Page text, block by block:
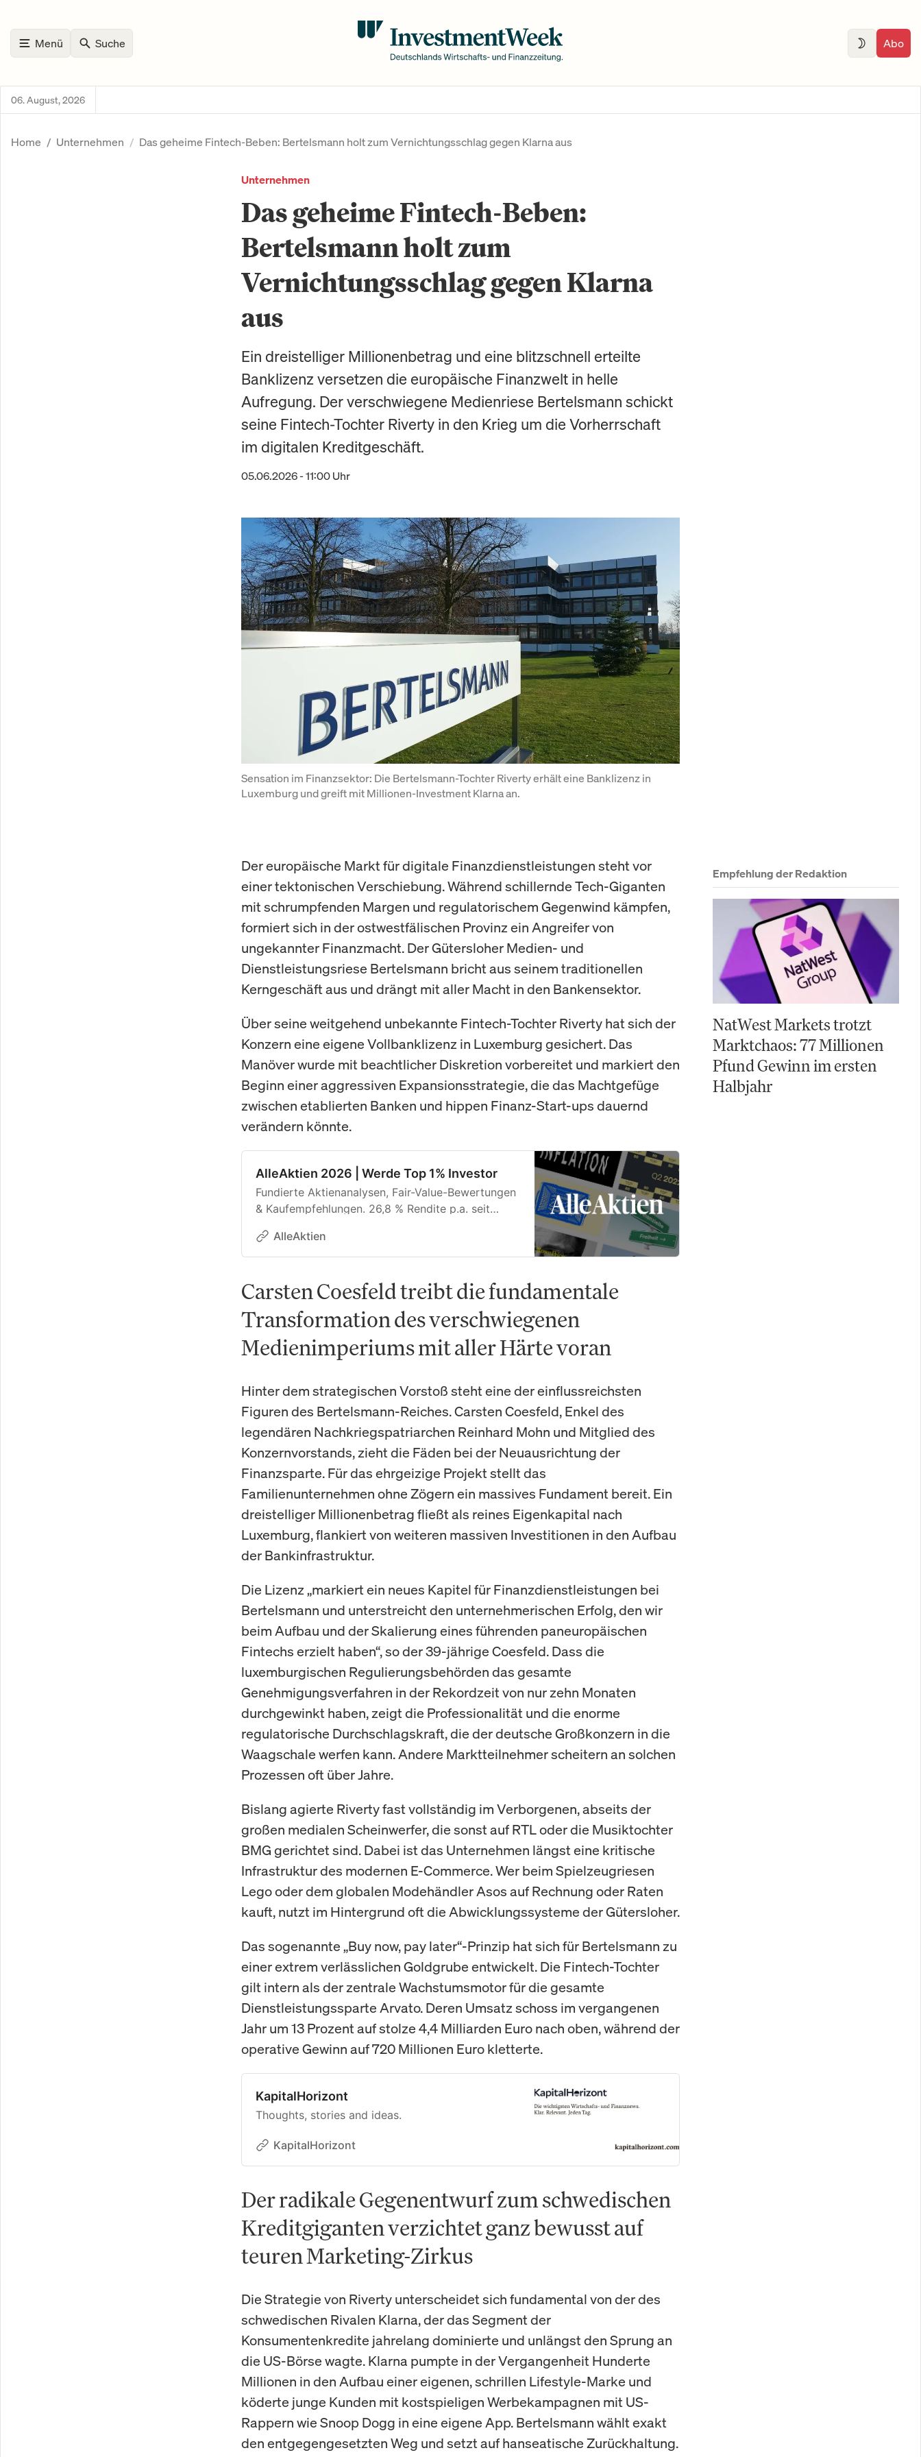
Menü Suche Abo
06. August, 2026
Home Unternehmen Das geheime Fintech-Beben: Bertelsmann holt zum Vernichtungsschlag gegen Klarna aus
Unternehmen
Das geheime Fintech-Beben:
Bertelsmann holt zum
Vernichtungsschlag gegen Klarna
aus
Ein dreistelliger Millionenbetrag und eine blitzschnell erteilte
Banklizenz versetzen die europäische Finanzwelt in helle
Aufregung. Der verschwiegene Medienriese Bertelsmann schickt
seine Fintech-Tochter Riverty in den Krieg um die Vorherrschaft
im digitalen Kreditgeschäft.
05.06.2026 - 11:00 Uhr
Sensation im Finanzsektor: Die Bertelsmann-Tochter Riverty erhält eine Banklizenz in
Luxemburg und greift mit Millionen-Investment Klarna an.
Der europäische Markt für digitale Finanzdienstleistungen steht vor
einer tektonischen Verschiebung. Während schillernde Tech-Giganten
mit schrumpfenden Margen und regulatorischem Gegenwind kämpfen,
formiert sich in der ostwestfälischen Provinz ein Angreifer von
ungekannter Finanzmacht. Der Gütersloher Medien- und
Dienstleistungsriese Bertelsmann bricht aus seinem traditionellen
Kerngeschäft aus und drängt mit aller Macht in den Bankensektor.
Über seine weitgehend unbekannte Fintech-Tochter Riverty hat sich der
Konzern eine eigene Vollbanklizenz in Luxemburg gesichert. Das
Manöver wurde mit beachtlicher Diskretion vorbereitet und markiert den
Beginn einer aggressiven Expansionsstrategie, die das Machtgefüge
zwischen etablierten Banken und hippen Finanz-Start-ups dauernd
verändern könnte.
AlleAktien 2026 | Werde Top 1% Investor
Fundierte Aktienanalysen, Fair-Value-Bewertungen
& Kaufempfehlungen. 26,8 % Rendite p.a. seit
AlleAktien
Carsten Coesfeld treibt die fundamentale
Transformation des verschwiegenen
Medienimperiums mit aller Härte voran
Hinter dem strategischen Vorstoß steht eine der einflussreichsten
Figuren des Bertelsmann-Reiches. Carsten Coesfeld, Enkel des
legendären Nachkriegspatriarchen Reinhard Mohn und Mitglied des
Konzernvorstands, zieht die Fäden bei der Neuausrichtung der
Finanzsparte. Für das ehrgeizige Projekt stellt das
Familienunternehmen ohne Zögern ein massives Fundament bereit. Ein
dreistelliger Millionenbetrag fließt als reines Eigenkapital nach
Luxemburg, flankiert von weiteren massiven Investitionen in den Aufbau
der Bankinfrastruktur.
Die Lizenz „markiert ein neues Kapitel für Finanzdienstleistungen bei
Bertelsmann und unterstreicht den unternehmerischen Erfolg, den wir
beim Aufbau und der Skalierung eines führenden paneuropäischen
Fintechs erzielt haben“, so der 39-jährige Coesfeld. Dass die
luxemburgischen Regulierungsbehörden das gesamte
Genehmigungsverfahren in der Rekordzeit von nur zehn Monaten
durchgewinkt haben, zeigt die Professionalität und die enorme
regulatorische Durchschlagskraft, die der deutsche Großkonzern in die
Waagschale werfen kann. Andere Marktteilnehmer scheitern an solchen
Prozessen oft über Jahre.
Bislang agierte Riverty fast vollständig im Verborgenen, abseits der
großen medialen Scheinwerfer, die sonst auf RTL oder die Musiktochter
BMG gerichtet sind. Dabei ist das Unternehmen längst eine kritische
Infrastruktur des modernen E-Commerce. Wer beim Spielzeugriesen
Lego oder dem globalen Modehändler Asos auf Rechnung oder Raten
kauft, nutzt im Hintergrund oft die Abwicklungssysteme der Gütersloher.
Das sogenannte „Buy now, pay later“-Prinzip hat sich für Bertelsmann zu
einer extrem verlässlichen Goldgrube entwickelt. Die Fintech-Tochter
gilt intern als der zentrale Wachstumsmotor für die gesamte
Dienstleistungssparte Arvato. Deren Umsatz schoss im vergangenen
Jahr um 13 Prozent auf stolze 4,4 Milliarden Euro nach oben, während der
operative Gewinn auf 720 Millionen Euro kletterte.
KapitalHorizont
Thoughts, stories and ideas.
KapitalHorizont
Der radikale Gegenentwurf zum schwedischen
Kreditgiganten verzichtet ganz bewusst auf
teuren Marketing-Zirkus
Die Strategie von Riverty unterscheidet sich fundamental von der des
schwedischen Rivalen Klarna, der das Segment der
Konsumentenkredite jahrelang dominierte und unlängst den Sprung an
die US-Börse wagte. Klarna pumpte in der Vergangenheit Hunderte
Millionen in den Aufbau einer eigenen, schrillen Lifestyle-Marke und
köderte junge Kunden mit kostspieligen Werbekampagnen mit US-
Rappern wie Snoop Dogg in eine eigene App. Bertelsmann wählt exakt
den entgegengesetzten Weg und setzt auf hanseatische Zurückhaltung.
Empfehlung der Redaktion
NatWest Markets trotzt
Marktchaos: 77 Millionen
Pfund Gewinn im ersten
Halbjahr